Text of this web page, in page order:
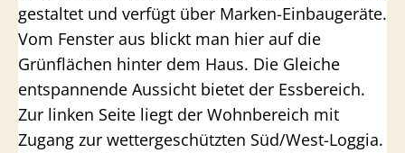
gestaltet und verfügt über Marken-Einbaugeräte.
Vom Fenster aus blickt man hier auf die
Grünflächen hinter dem Haus. Die Gleiche
entspannende Aussicht bietet der Essbereich.
Zur linken Seite liegt der Wohnbereich mit
Zugang zur wettergeschützten Süd/West-Loggia.